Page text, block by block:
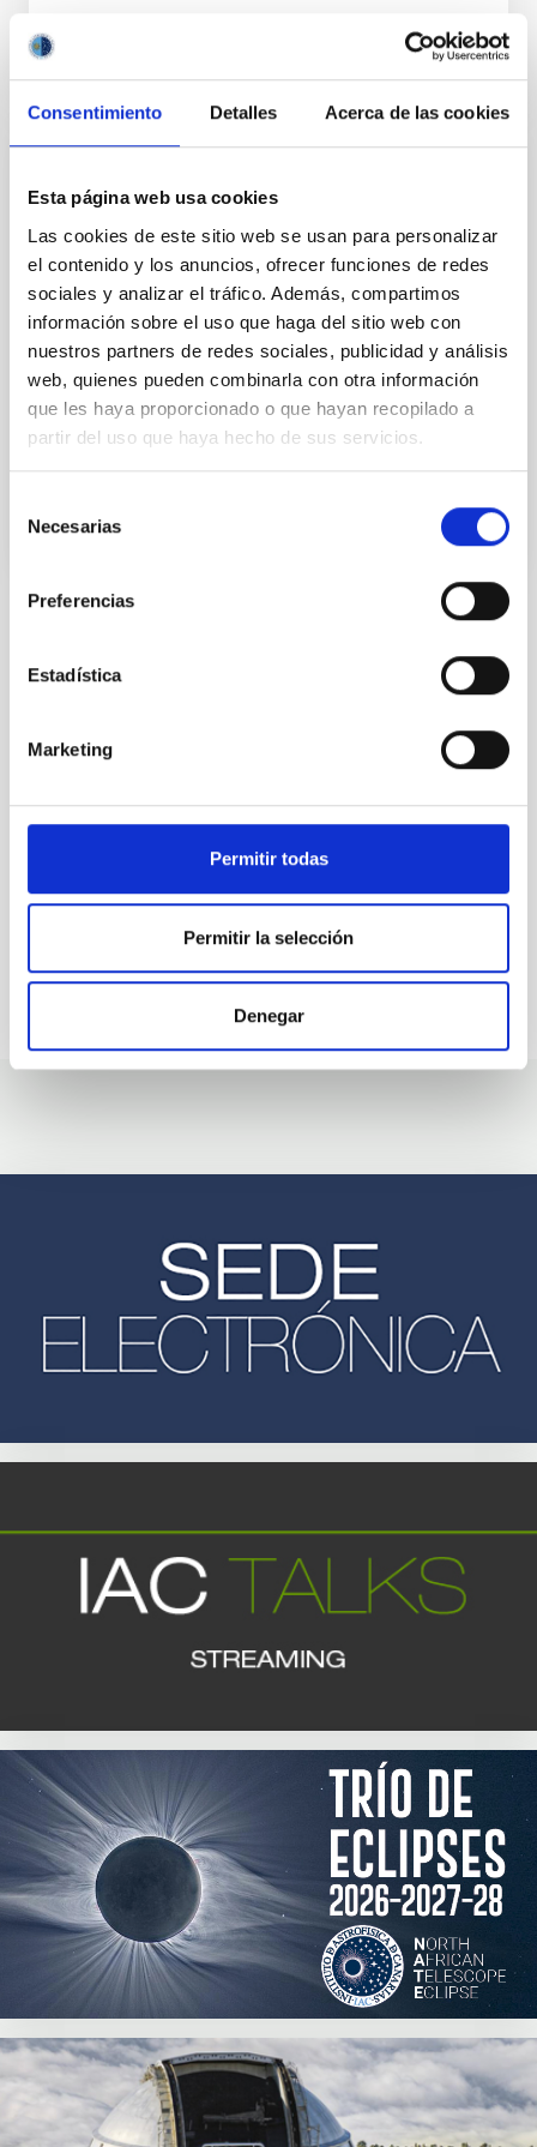
Consentimiento Detalles Acerca de las cookies
Esta página web usa cookies
Las cookies de este sitio web se usan para personalizar
el contenido y los anuncios, ofrecer funciones de redes
sociales y analizar el tráfico. Además, compartimos
información sobre el uso que haga del sitio web con
nuestros partners de redes sociales, publicidad y análisis
web, quienes pueden combinarla con otra información
que les haya proporcionado o que hayan recopilado a
partir del uso que haya hecho de sus servicios.
Necesarias
Preferencias
Estadística
Marketing
Permitir todas
Permitir la selección
Denegar
MANTENIMIENTO GENERAL
OBSERVATORIOS (ORM-LA PALMA) - FIJO
LABORAL -PS-2026-031
Se convoca proceso selectivo para el ingreso, como
personal laboral fijo, de un puesto de trabajo con la
categoría profesional de Técnico/a Mantenimiento
General, acogido a Convenio y que tendrá
At the IAC we're always
talent.